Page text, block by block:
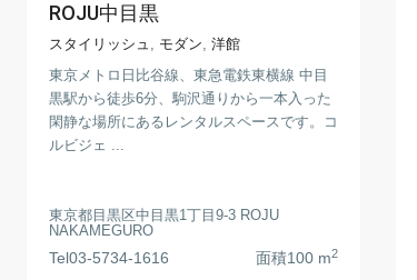
ROJU中目黒
スタイリッシュ , モダン, 洋館
東京メトロ日比谷線、東急電鉄東横線 中目
黒駅から徒歩6分、駒沢通りから一本入った
閑静な場所にあるレンタルスペースです。コ
ルビジェ ...
東京都目黒区中目黒1丁目9-3 ROJU
NAKAMEGURO
Tel03-5734-1616 面積100 m2